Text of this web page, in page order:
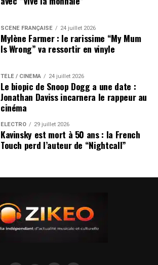
SCÈNE FRANÇAISE 24 juillet 2026
Mylène Farmer : le rarissime “My Mum
Is Wrong” va ressortir en vinyle
TÉLÉ / CINÉMA 24 juillet 2026
Le biopic de Snoop Dogg a une date :
Jonathan Daviss incarnera le rappeur au
cinéma
ÉLECTRO 29 juillet 2026
Kavinsky est mort à 50 ans : la French
Touch perd l’auteur de “Nightcall”